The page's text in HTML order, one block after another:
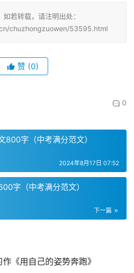
若转载，请注明出处：
chuzhongzuowen/53595.html
赞 (0)
0
800字（中考满分范文）
2024年8月17日 07:52
字（中考满分范文）
下一篇
《用自己的姿势奔跑》